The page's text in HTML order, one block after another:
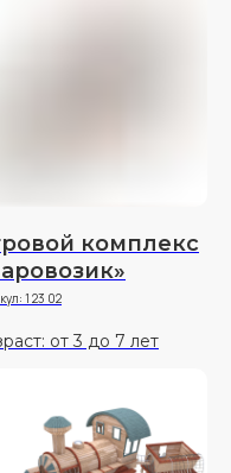
комплекс
1 23 02
от 3 до 7 лет